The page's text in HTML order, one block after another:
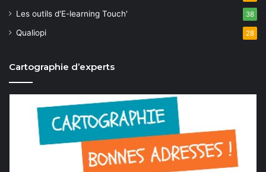
Les outils d'E-learning Touch' 38
Qualiopi 28
Cartographie d’experts